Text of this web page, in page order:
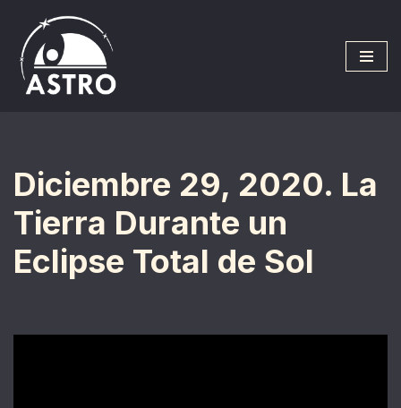
Saltar
al
contenido
Diciembre 29, 2020. La
Tierra Durante un
Eclipse Total de Sol